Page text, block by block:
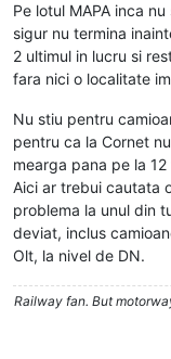
Pe lotul MAPA inca
sigur nu termina
2 ultimul in lucru si
fara nici o localitate
Nu stiu pentru
pentru ca la Cornet
mearga pana pe la
Aici ar trebui cautata
problema la unul din
deviat, inclus
Olt, la nivel de DN.
Railway fan. But